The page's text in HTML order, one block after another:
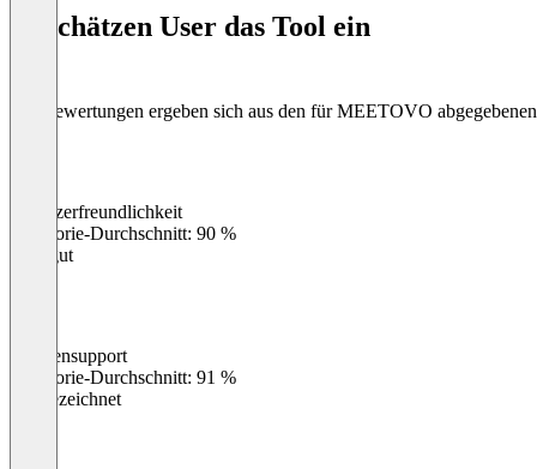
So schätzen User das Tool ein
Die Bewertungen ergeben sich aus den für MEETOVO
Benutzerfreundlichkeit
Kategorie-Durchschnitt: 90 %
Sehr gut
Kundensupport
Kategorie-Durchschnitt: 91 %
Ausgezeichnet